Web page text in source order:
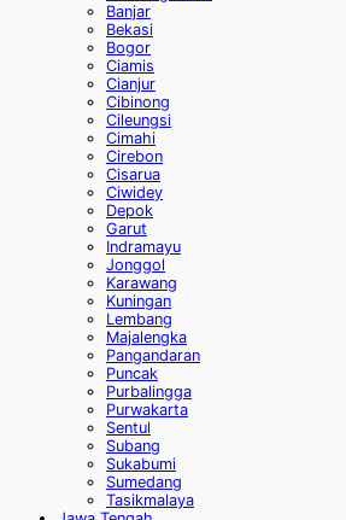
Banjar
Bekasi
Bogor
Ciamis
Cianjur
Cibinong
Cileungsi
Cimahi
Cirebon
Cisarua
Ciwidey
Depok
Garut
Indramayu
Jonggol
Karawang
Kuningan
Lembang
Majalengka
Pangandaran
Puncak
Purbalingga
Purwakarta
Sentul
Subang
Sukabumi
Sumedang
Tasikmalaya